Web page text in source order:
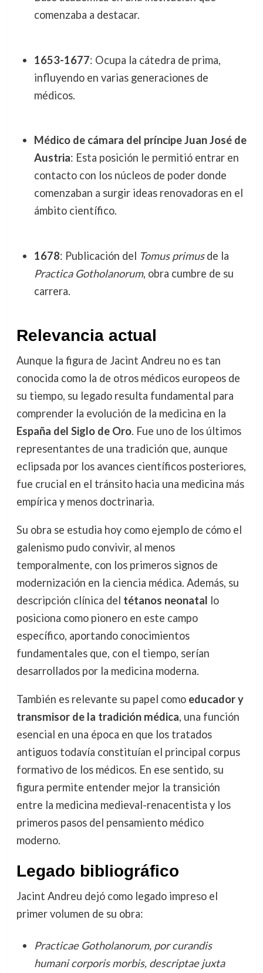
comenzaba a destacar.
1653-1677: Ocupa la cátedra de prima,
influyendo en varias generaciones de
médicos.
Médico de cámara del príncipe Juan José de
Austria: Esta posición le permitió entrar en
contacto con los núcleos de poder donde
comenzaban a surgir ideas renovadoras en el
ámbito científico.
1678: Publicación del Tomus primusde la
Practica Gotholanorum, obra cumbre de su
carrera.
Relevancia actual
Aunque la figura de Jacint Andreu no es tan
conocida como la de otros médicos europeos de
su tiempo, su legado resulta fundamental para
comprender la evolución de la medicina en la
España del Siglo de Oro. Fue uno de los últimos
representantes de una tradición que, aunque
eclipsada por los avances científicos posteriores,
fue crucial en el tránsito hacia una medicina más
empírica y menos doctrinaria.
Su obra se estudia hoy como ejemplo de cómo el
galenismo pudo convivir, al menos
temporalmente, con los primeros signos de
modernización en la ciencia médica. Además, su
descripción clínica del tétanos neonatal lo
posiciona como pionero en este campo
específico, aportando conocimientos
fundamentales que, con el tiempo, serían
desarrollados por la medicina moderna.
También es relevante su papel como educador y
transmisor de la tradición médica, una función
esencial en una época en que los tratados
antiguos todavía constituían el principal corpus
formativo de los médicos. En ese sentido, su
figura permite entender mejor la transición
entre la medicina medieval-renacentista y los
primeros pasos del pensamiento médico
moderno.
Legado bibliográfico
Jacint Andreu dejó como legado impreso el
primer volumen de su obra:
Practicae Gotholanorum, por curandis
humani corporis morbis, descriptae juxta